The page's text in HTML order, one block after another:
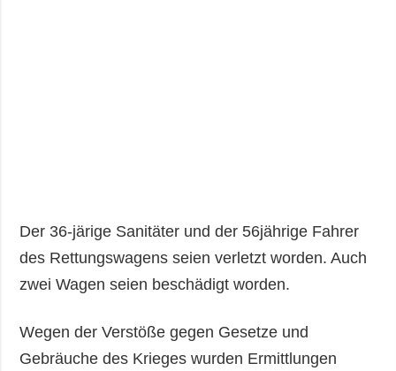
Der 36-järige Sanitäter und der 56jährige Fahrer
des Rettungswagens seien verletzt worden. Auch
zwei Wagen seien beschädigt worden.
Wegen der Verstöße gegen Gesetze und
Gebräuche des Krieges wurden Ermittlungen